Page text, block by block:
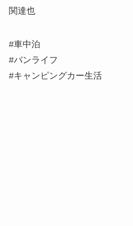
関達也
#車中泊
#バンライフ
#キャンピングカー生活